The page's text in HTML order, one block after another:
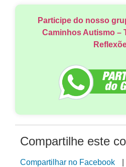
Participe do nosso
Caminhos Autismo –
Compartilhe este
Compartilhar no Facebook